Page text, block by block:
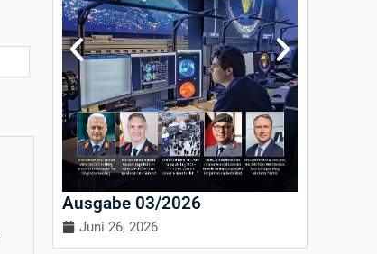
Ausgabe 03/2026
Juni 26, 2026